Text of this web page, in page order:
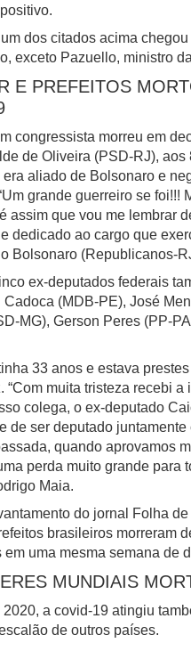
dos citados acima chegou
exceto Pazuello, ministro
E PREFEITOS
congressista morreu em
de Oliveira (PSD-RJ), aos
era aliado de Bolsonaro e
grande guerreiro se foi!!!
assim que vou me lembrar
dedicado ao cargo que
Bolsonaro (Republicanos-
ex-deputados federais
(MDB-PE), José
MG), Gerson Peres (PP-
33 anos e estava
“Com muita tristeza recebi a
colega, o ex-deputado
de ser deputado juntamente
quando aprovamos
perda muito grande para
Maia.
do jornal Folha
brasileiros morreram
em uma mesma semana de
MUNDIAIS
a covid-19 atingiu
de outros países.